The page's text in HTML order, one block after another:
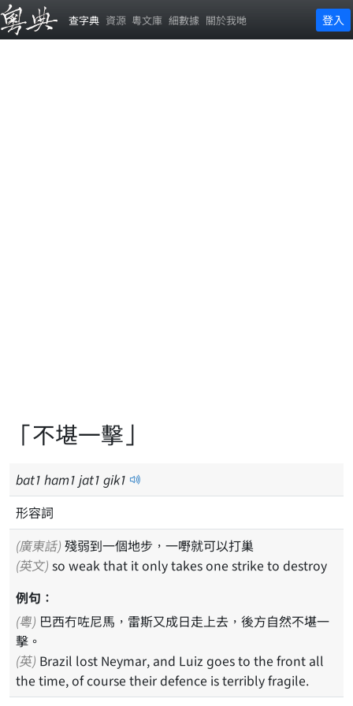
查字典 資源 粵文庫 細數據 關於我哋 登入
「不堪一擊」
bat1 ham1 jat1 gik1
形容詞
(廣東話) 殘弱到一個地步，一嘢就可以打巢
(英文) so weak that it only takes one strike to destroy
例句：
(粵) 巴西冇咗尼馬，雷斯又成日走上去，後方自然不堪一
擊。
(英) Brazil lost Neymar, and Luiz goes to the front all
the time, of course their defence is terribly fragile.